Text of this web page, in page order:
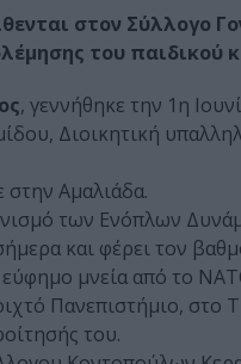
στον Σύλλογο
του παιδικού
, γεννήθηκε την 1η
Διοικητική
στην Αμαλιάδα.
των Ενόπλων
και φέρει τον
μνεία από το
Πανεπιστήμιο,
του.